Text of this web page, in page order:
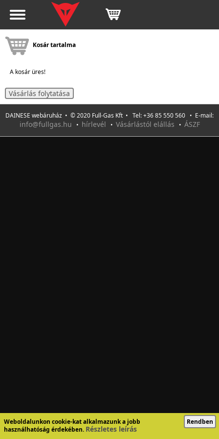
Weboldalunkon cookie-kat alkalmazunk a jobb
használhatóság érdekében. Részletes leírás
Rendben
Kosár tartalma
A kosár üres!
Vásárlás folytatása
DAINESE webáruház • © 2020 Full-Gas Kft • Tel: +36 85 550 560 • E-mail:
info@fullgas.hu • hírlevél • Vásárlástól elállás • ÁSZF